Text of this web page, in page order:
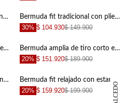
+ +
+ +
+ +
Bermuda relajada con rayas finas y micro motivos en azul para mujer Bermuda fit tradicional con pliegues frontales suaves rosa claro para mujer
30% $ 104.930$ 149.900
Bermuda tradicional con borde calado floral en algodón blanco para mujer Bermuda amplia de tiro corto en denim para mujer
20% $ 151.920$ 189.900
Bermuda tiro corto amplio con ruedo curvo en algodón azul para mujer Bermuda fit relajado con estampado cebra verde para mujer
20% $ 159.920$ 199.900